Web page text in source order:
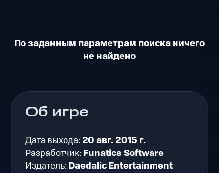
По заданным параметрам поиска ничего
не найдено
Об игре
Дата выхода: 20 авг. 2015 г.
Разработчик: Funatics Software
Издатель: Daedalic Entertainment